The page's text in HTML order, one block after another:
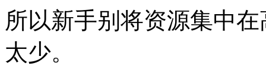
所以新手别将资源集中
太少。